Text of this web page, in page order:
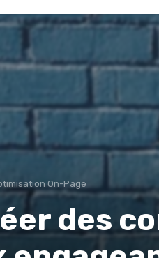
On-Page
des